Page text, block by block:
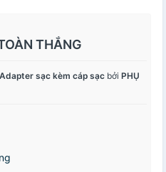
THẮNG
sạc kèm cáp sạc bởi PHỤ